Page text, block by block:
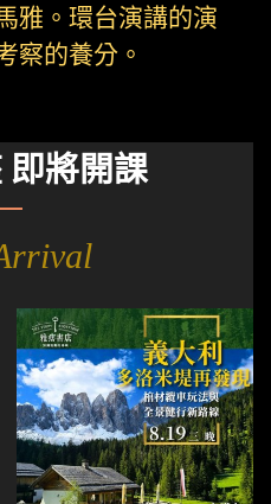
雅。環台演講的演
察的養分。
即將開課